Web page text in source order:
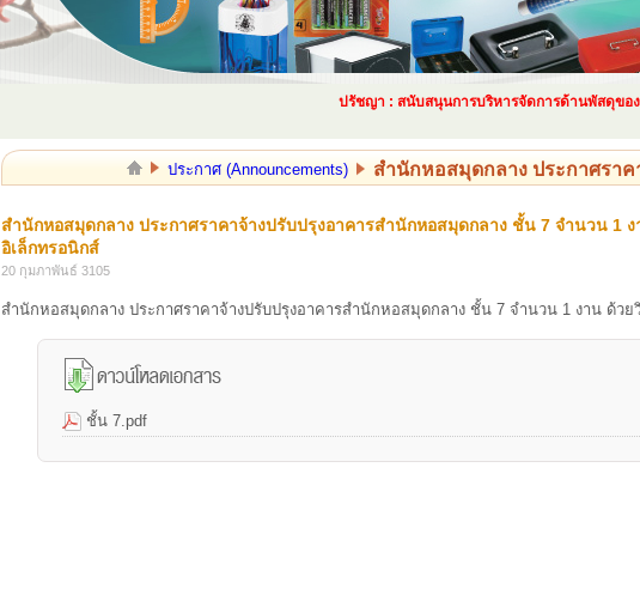
ปรัชญา : สนับสนุนการบริหารจัดการด้านพัสดุของมห
ประกาศ (Announcements) สำนักหอสมุดกลาง ประกาศราค
สำนักหอสมุดกลาง ประกาศราคาจ้างปรับปรุงอาคารสำนักหอสมุดกลาง ชั้น 7 จำนวน 1
อิเล็กทรอนิกส์
20 กุมภาพันธ์ 3105
สำนักหอสมุดกลาง ประกาศราคาจ้างปรับปรุงอาคารสำนักหอสมุดกลาง ชั้น 7 จำนวน 1 งาน ด้วย
ชั้น 7.pdf